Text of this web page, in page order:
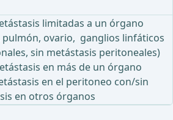
limitadas a un órgano
pulmón, ovario, ganglios linfáticos
sin metástasis peritoneales)
en más de un órgano
en el peritoneo con/sin
en otros órganos